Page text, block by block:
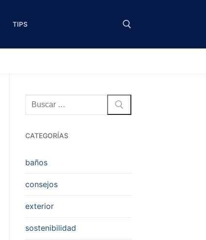
TIPS
Buscar:
CATEGORÍAS
baños
consejos
exterior
sostenibilidad